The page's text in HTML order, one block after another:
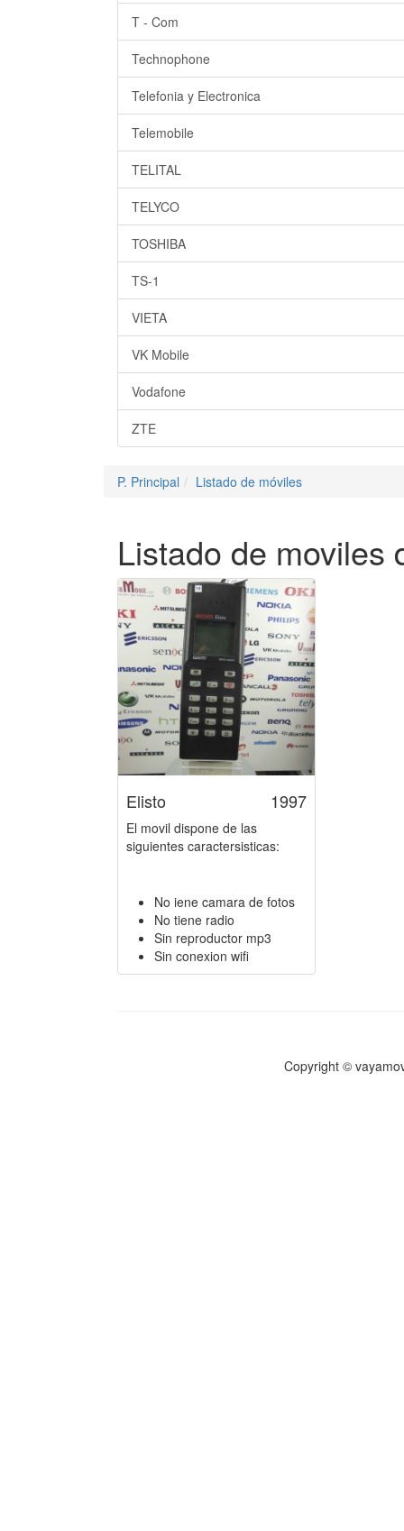
T - Com
Technophone
Telefonia y Electronica
Telemobile
TELITAL
TELYCO
TOSHIBA
TS-1
VIETA
VK Mobile
Vodafone
ZTE
P. Principal Listado de móviles
Listado de moviles
1997
Elisto
El movil dispone de las
siguientes caractersisticas:
No iene camara de fotos
No tiene radio
Sin reproductor mp3
Sin conexion wifi
Copyright ©